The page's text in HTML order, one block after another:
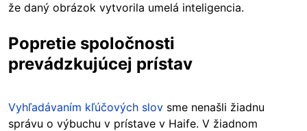
že daný obrázok vytvorila umelá inteligencia.
Popretie spoločnosti
prevádzkujúcej prístav
Vyhľadávaním kľúčových slov sme nenašli žiadnu
správu o výbuchu v prístave v Haife. V žiadnom